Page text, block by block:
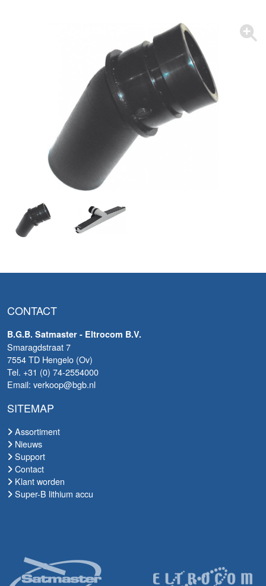
CONTACT
B.G.B. Satmaster - Eltrocom B.V.
Smaragdstraat 7
7554 TD Hengelo (Ov)
Tel. +31 (0) 74-2554000
Email: verkoop@bgb.nl
SITEMAP
Assortiment
Nieuws
Support
Contact
Klant worden
Super-B lithium accu